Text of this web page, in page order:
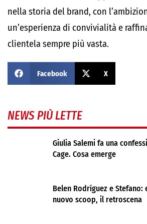
nella storia del brand, con
un’esperienza di convivialità e
clientela sempre più vasta.
Facebook X
NEWS PIÙ LETTE
Giulia Salemi fa una
Cage. Cosa emerge
Belen Rodríguez e Stefano:
nuovo scoop, il retroscena